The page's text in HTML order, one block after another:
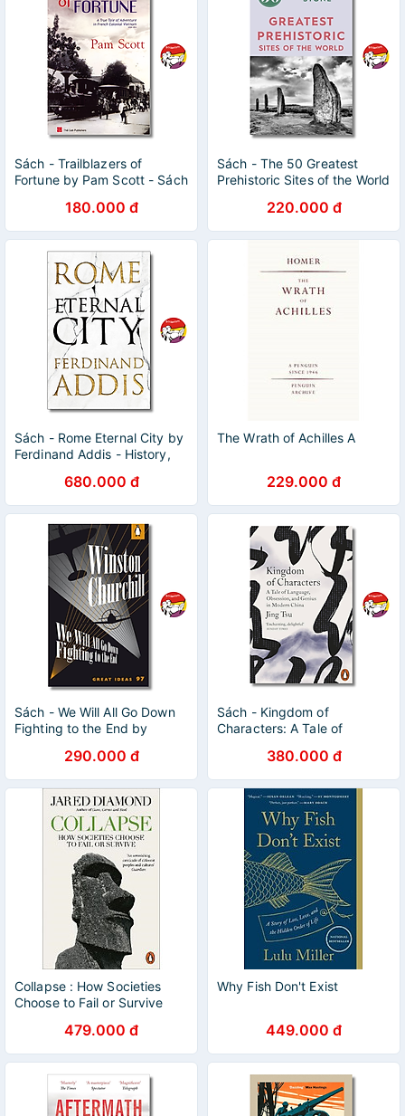
Sách - Trailblazers of
Fortune by Pam Scott - Sách
180.000 đ
Sách - The 50 Greatest
Prehistoric Sites of the World
220.000 đ
Sách - Rome Eternal City by
Ferdinand Addis - History,
680.000 đ
The Wrath of Achilles A
229.000 đ
Sách - We Will All Go Down
Fighting to the End by
Great Ideas)290.000 đ
Sách - Kingdom of
Characters: A Tale of
Genius in Modern China by
Jing Tsu
380.000 đ
Collapse : How Societies
Choose to Fail or Survive
479.000 đ
Why Fish Don't Exist
449.000 đ